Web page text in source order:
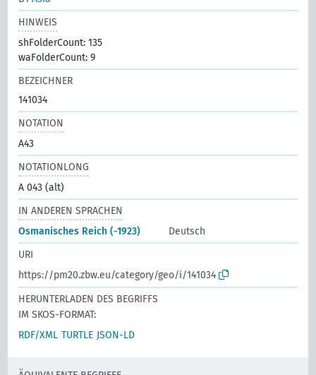
HINWEIS
shFolderCount: 135
waFolderCount: 9
BEZEICHNER
141034
NOTATION
A43
NOTATIONLONG
A 043 (alt)
IN ANDEREN SPRACHEN
Osmanisches Reich (-1923)
Deutsch
URI
https://pm20.zbw.eu/category/geo/i/141034
HERUNTERLADEN DES BEGRIFFS
IM SKOS-FORMAT:
RDF/XML TURTLE JSON-LD